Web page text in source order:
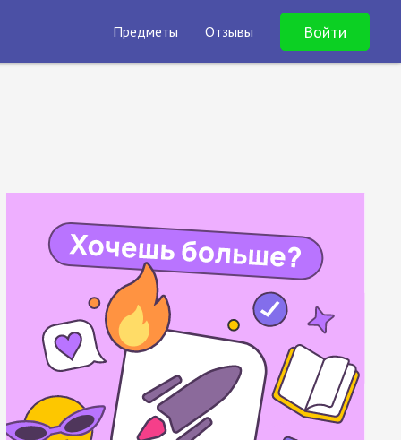
Предметы Отзывы Войти